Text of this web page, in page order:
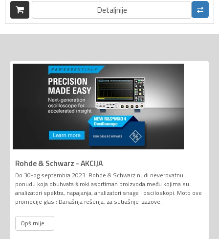
Detaljnije
Rohde & Schwarz - AKCIJA
Do 30-og septembra 2023. Rohde & Schwarz nudi neverovatnu
ponudu koja obuhvata široki asortiman proizvoda među kojima su:
analizatori spektra, napajanja, analizatori snage i osciloskopi. Moto ove
promocije glasi: Današnja rešenja, za sutrašnje izazove.
Opširnije...